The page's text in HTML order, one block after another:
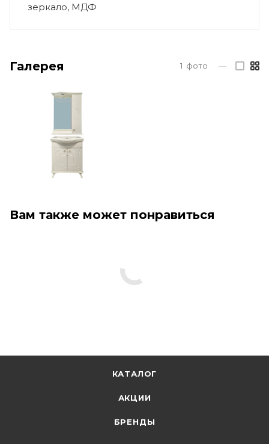
зеркало, МДФ
Галерея 1 фото —
Вам также может понравиться
КАТАЛОГ
АКЦИИ
БРЕНДЫ